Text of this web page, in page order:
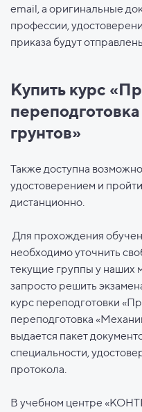
email, а оригинальные
профессии,
приказа будут
Купить курс
грунтов»
Также доступна
удостоверением и
дистанционно.
Для прохождения
необходимо уточнить
текущие группы у
запросто решить
курс переподготовки
переподготовка
выдается пакет
специальности,
протокола.
В учебном центре